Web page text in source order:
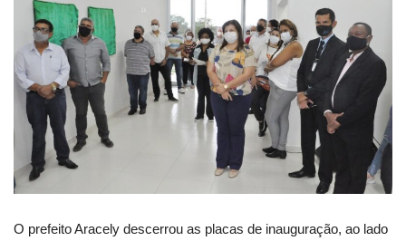
O prefeito Aracely descerrou as placas de inauguração, ao lado